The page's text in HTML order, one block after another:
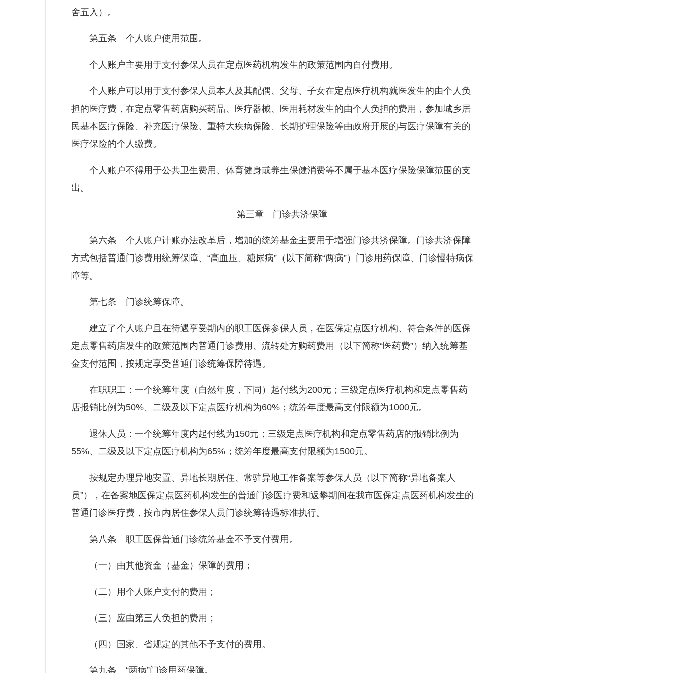
舍五入）。
第五条 个人账户使用范围。
个人账户主要用于支付参保人员在定点医药机构发生的政策范围内自付费用。
个人账户可以用于支付参保人员本人及其配偶、父母、子女在定点医疗机构就医发生的由个人负
担的医疗费，在定点零售药店购买药品、医疗器械、医用耗材发生的由个人负担的费用，参加城乡居
民基本医疗保险、补充医疗保险、重特大疾病保险、长期护理保险等由政府开展的与医疗保障有关的
医疗保险的个人缴费。
个人账户不得用于公共卫生费用、体育健身或养生保健消费等不属于基本医疗保险保障范围的支
出。
第三章 门诊共济保障
第六条 个人账户计账办法改革后，增加的统筹基金主要用于增强门诊共济保障。门诊共济保障
方式包括普通门诊费用统筹保障、“高血压、糖尿病”（以下简称“两病”）门诊用药保障、门诊慢特病保
障等。
第七条 门诊统筹保障。
建立了个人账户且在待遇享受期内的职工医保参保人员，在医保定点医疗机构、符合条件的医保
定点零售药店发生的政策范围内普通门诊费用、流转处方购药费用（以下简称“医药费”）纳入统筹基
金支付范围，按规定享受普通门诊统筹保障待遇。
在职职工：一个统筹年度（自然年度，下同）起付线为200元；三级定点医疗机构和定点零售药
店报销比例为50%、二级及以下定点医疗机构为60%；统筹年度最高支付限额为1000元。
退休人员：一个统筹年度内起付线为150元；三级定点医疗机构和定点零售药店的报销比例为
55%、二级及以下定点医疗机构为65%；统筹年度最高支付限额为1500元。
按规定办理异地安置、异地长期居住、常驻异地工作备案等参保人员（以下简称“异地备案人
员”），在备案地医保定点医药机构发生的普通门诊医疗费和返攀期间在我市医保定点医药机构发生的
普通门诊医疗费，按市内居住参保人员门诊统筹待遇标准执行。
第八条 职工医保普通门诊统筹基金不予支付费用。
（一）由其他资金（基金）保障的费用；
（二）用个人账户支付的费用；
（三）应由第三人负担的费用；
（四）国家、省规定的其他不予支付的费用。
第九条 “两病”门诊用药保障。